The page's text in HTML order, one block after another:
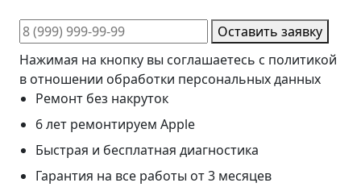
Оставить заявку
Нажимая на кнопку вы соглашаетесь с политикой
в отношении обработки персональных данных
Ремонт без накруток
6 лет ремонтируем Apple
Быстрая и бесплатная диагностика
Гарантия на все работы от 3 месяцев